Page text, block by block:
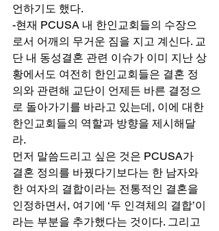
언하기도 했다.
-현재 PCUSA 내 한인교회들의 수장으
로서 어깨의 무거운 짐을 지고 계신다. 교
단 내 동성결혼 관련 이슈가 이미 지난 상
황에서도 여전히 한인교회들은 결혼 정
의와 관련해 교단이 언제든 바른 결정으
로 돌아가기를 바라고 있는데, 이에 대한
한인교회들의 역할과 방향을 제시해달
라.
먼저 말씀드리고 싶은 것은 PCUSA가
결혼 정의를 바꿨다기보다는 한 남자와
한 여자의 결합이라는 전통적인 결혼을
인정하면서, 여기에 ‘두 인격체의 결합’이
라는 부분을 추가했다는 것이다. 그리고